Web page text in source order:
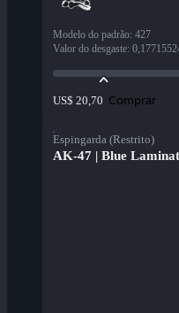
Modelo do padrão: 427
Valor do desgaste:
US$ 20,70 Comprar
Espingarda (Restrito)
AK-47 | Blue